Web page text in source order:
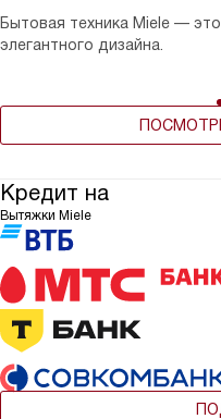
Бытовая техника Miele —
элегантного дизайна.
Кредит на
Вытяжки Miele